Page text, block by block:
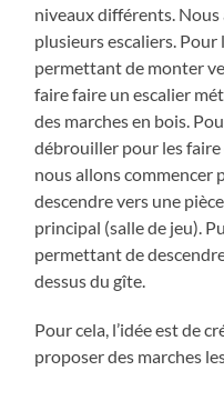
niveaux différents.
plusieurs escaliers. Pour
permettant de monter
faire faire un escalier
des marches en bois.
débrouiller pour les faire
nous allons commencer
descendre vers une
principal (salle de jeu).
permettant de
dessus du gîte.
Pour cela, l’idée est de
proposer des marches